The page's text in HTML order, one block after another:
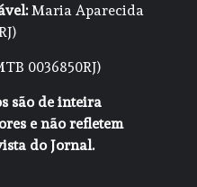
Maria Aparecida
0036850RJ)
são de inteira
e não refletem
do Jornal.